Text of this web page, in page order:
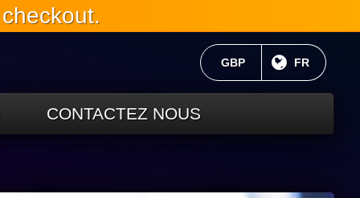
LANGUE
FR
MONNAIE ACTUELLE:
GBP
CONTACTEZ NOUS